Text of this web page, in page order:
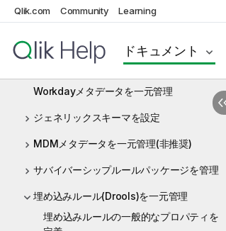
Qlik.com Community Learning
ドキュメント
Marketoメタデータを一元管理
Salesforceメタデータを一元管理
Snowflakeメタデータを一元管理
Workdayメタデータを一元管理
ジェネリックスキーマを設定
MDMメタデータを一元管理(非推奨)
サバイバーシップルールパッケージを管理
埋め込みルール(Drools)を一元管理
埋め込みルールの一般的なプロパティを